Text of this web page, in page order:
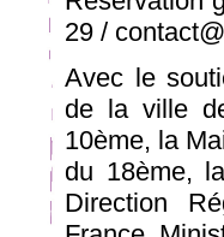
29 /
Avec le
de la ville
10ème, la
du 18ème,
Direction